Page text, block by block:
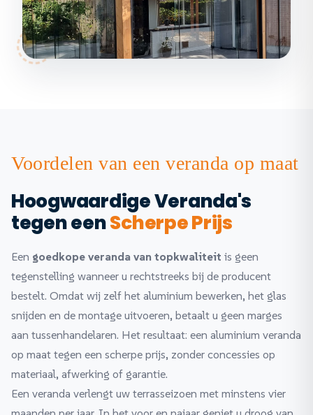
Voordelen van een veranda op maat
Hoogwaardige Veranda's
tegen eenScherpe Prijs
Een goedkope veranda van topkwaliteit is geen
tegenstelling wanneer u rechtstreeks bij de producent
bestelt. Omdat wij zelf het aluminium bewerken, het glas
snijden en de montage uitvoeren, betaalt u geen marges
aan tussenhandelaren. Het resultaat: een aluminium veranda
op maat tegen een scherpe prijs, zonder concessies op
materiaal, afwerking of garantie.
Een veranda verlengt uw terrasseizoen met minstens vier